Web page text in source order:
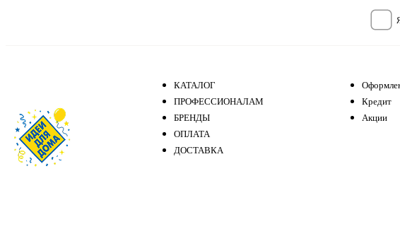
КАТАЛОГ
ПРОФЕССИОНАЛАМ
БРЕНДЫ
ОПЛАТА
ДОСТАВКА
Кредит
Акции